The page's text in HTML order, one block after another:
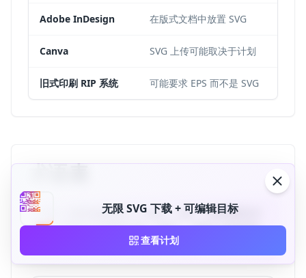
Adobe InDesign 在版式文档中放置 SVG
Canva SVG 上传可能取决于计划
旧式印刷 RIP 系统 可能要求 EPS 而不是 SVG
术语表
SVG 二维码流程结合了二维码、矢量、印刷和网页术
语。这些定义说明设计师、印刷厂、营销人员和开发
者在选择导出格式时使用的格式和生产术语。
无限 SVG 下载 + 可编辑目标
查看计划